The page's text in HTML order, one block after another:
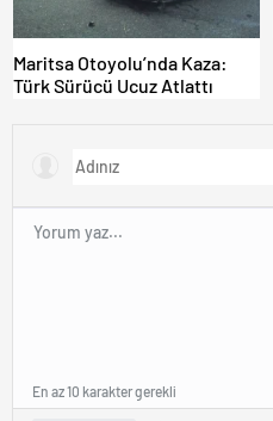
Maritsa Otoyolu’nda Kaza:
Türk Sürücü Ucuz Atlattı
En az 10 karakter gerekli